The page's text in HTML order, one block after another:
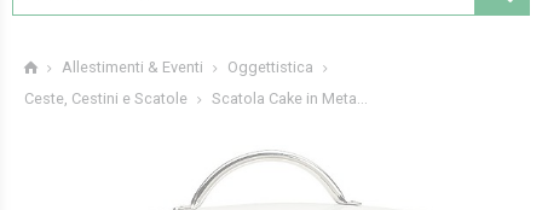
Allestimenti & Eventi
Oggettistica
Ceste, Cestini e Scatole
Scatola Cake in Meta...